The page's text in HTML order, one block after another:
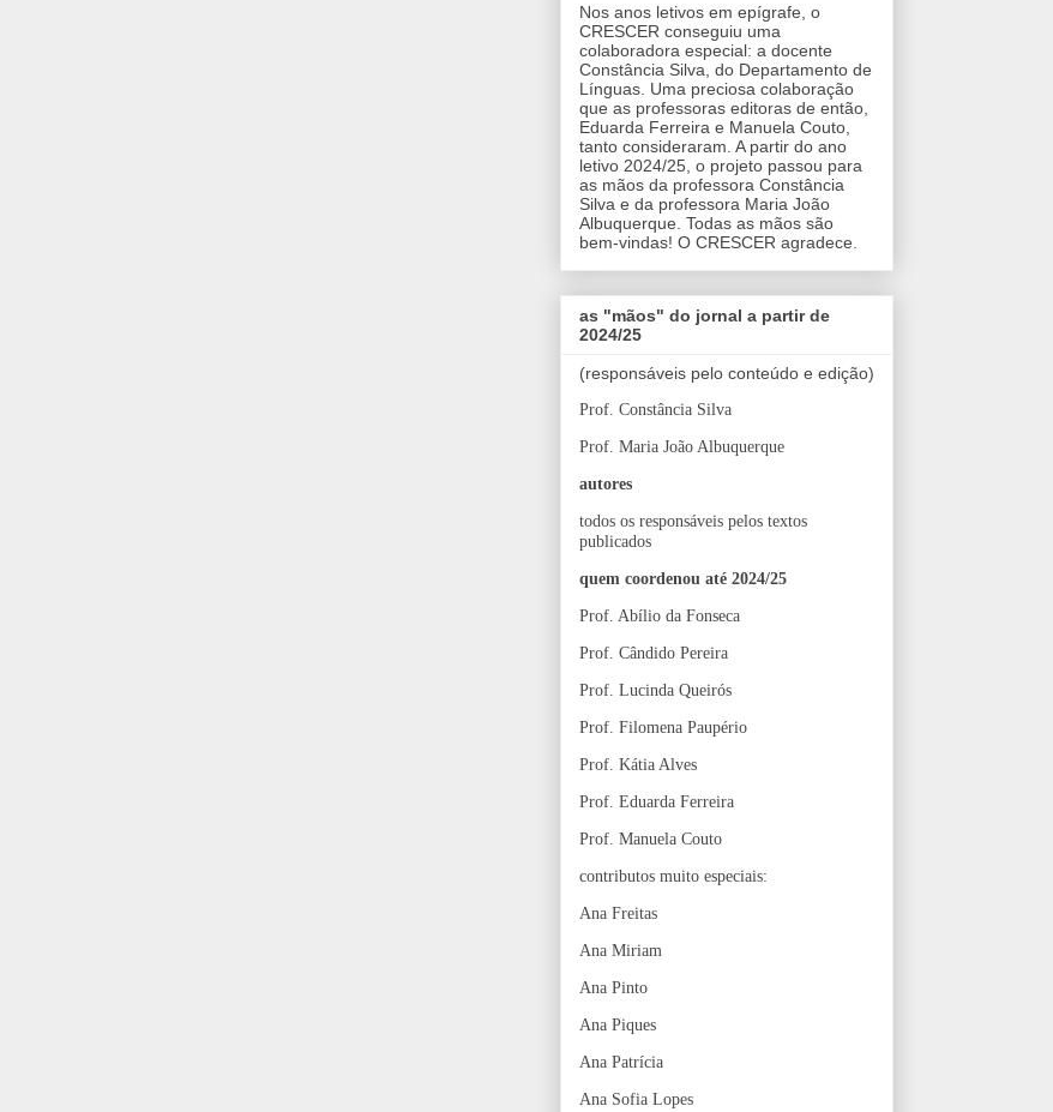
Nos anos letivos em epígrafe, o
CRESCER conseguiu uma
colaboradora especial: a docente
Constância Silva, do Departamento de
Línguas. Uma preciosa colaboração
que as professoras editoras de então,
Eduarda Ferreira e Manuela Couto,
tanto consideraram. A partir do ano
letivo 2024/25, o projeto passou para
as mãos da professora Constância
Silva e da professora Maria João
Albuquerque. Todas as mãos são
bem-vindas! O CRESCER agradece.
as "mãos" do jornal a partir de
2024/25
(responsáveis pelo conteúdo e edição)
Prof. Constância Silva
Prof. Maria João Albuquerque
autores
todos os responsáveis pelos textos
publicados
quem coordenou até 2024/25
Prof. Abílio da Fonseca
Prof. Cândido Pereira
Prof. Lucinda Queirós
Prof. Filomena Paupério
Prof. Kátia Alves
Prof. Eduarda Ferreira
Prof. Manuela Couto
contributos muito especiais:
Ana Freitas
Ana Miriam
Ana Pinto
Ana Piques
Ana Patrícia
Ana Sofia Lopes